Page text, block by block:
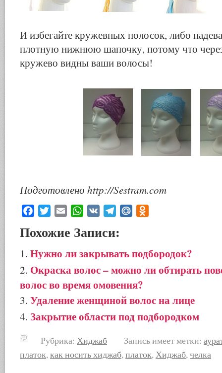
И избегайте кружевных полосок, либо
плотную нижнюю шапочку, потому что
кружево видны ваши волосы!
Подготовлено http://Sestram.com
Facebook
Twitter Email WhatsApp
VK TelegramMail.Ru
Похожие Записи:
Нужно ли закрывать подбородок?
Окраска волос – можно ли обтирать
волос во время омовения?
Удаление женщиной волос на лице
Закрытие области под подбородком
Рубрика: Хиджаб Запись имеет метки:
платок,как носить хиджаб,платок,Хиджаб,челка